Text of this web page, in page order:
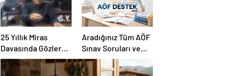
25 Yıllık Miras
Davasında Gözler
Temmuz Ayındaki
Karar Duruşmasına
Aradığınız Tüm AÖF
Sınav Soruları ve
Canlı Açıköğretim
Forumu Burada